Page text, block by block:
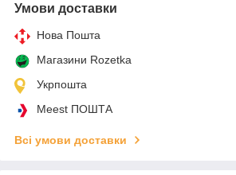
Умови доставки
Нова Пошта
Магазини Rozetka
Укрпошта
Meest ПОШТА
Всі умови доставки